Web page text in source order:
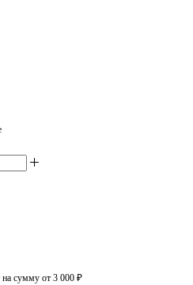
на сумму от 3 000 ₽